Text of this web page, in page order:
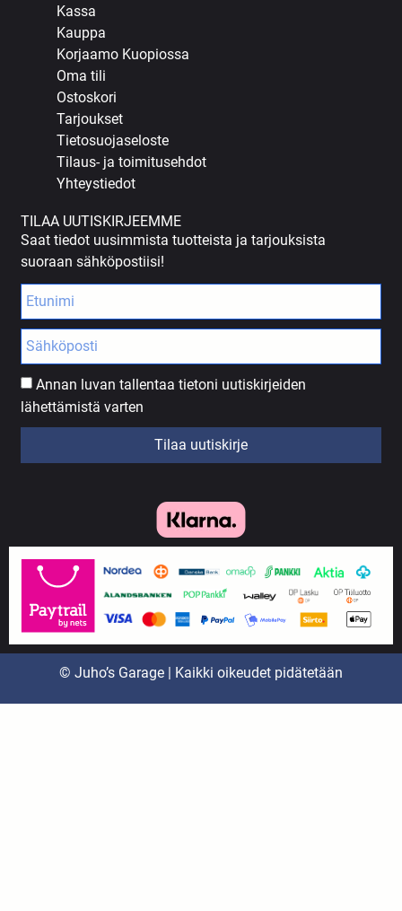
Kassa
Kauppa
Korjaamo Kuopiossa
Oma tili
Ostoskori
Tarjoukset
Tietosuojaseloste
Tilaus- ja toimitusehdot
Yhteystiedot
TILAA UUTISKIRJEEMME
Saat tiedot uusimmista tuotteista ja tarjouksista
suoraan sähköpostiisi!
Annan luvan tallentaa tietoni uutiskirjeiden
lähettämistä varten
Tilaa uutiskirje
© Juho’s Garage | Kaikki oikeudet pidätetään